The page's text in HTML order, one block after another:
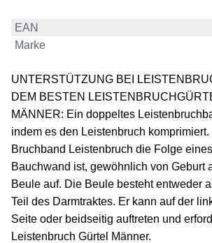
EAN
Marke
UNTERSTÜTZUNG BEI
DEM BESTEN
MÄNNER: Ein doppeltes
indem es den Leistenbruch komprimiert.
Bruchband Leistenbruch die Folge
Bauchwand ist, gewöhnlich von Geburt
Beule auf. Die Beule besteht entweder
Teil des Darmtraktes. Er kann auf der
Seite oder beidseitig auftreten und
Leistenbruch Gürtel Männer.